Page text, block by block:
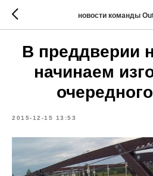
новости команды
В преддверии
начинаем
2015-12-15 13:53